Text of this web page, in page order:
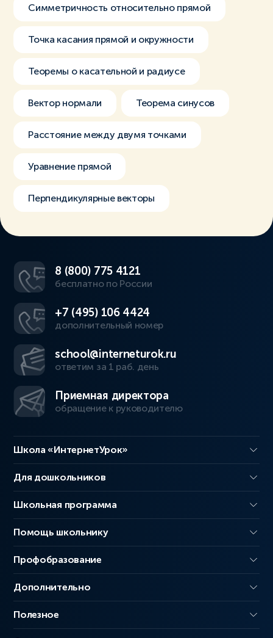
Симметричность относительно прямой
Точка касания прямой и окружности
Теоремы о касательной и радиусе
Вектор нормали Теорема синусов
Расстояние между двумя точками
Уравнение прямой
Перпендикулярные векторы
8 (800) 775 4121
бесплатно по России
+7 (495) 106 4424
дополнительный номер
school@interneturok.ru
ответим за 1 раб. день
Приемная директора
обращение к руководителю
Школа «ИнтернетУрок»
Для дошкольников
Школьная программа
Помощь школьнику
Профобразование
Дополнительно
Полезное